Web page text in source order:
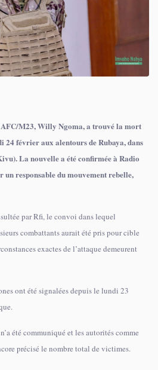
M23, Willy Ngoma, a trouvé la mort
24 février aux alentours de Rubaya, dans
La nouvelle a été confirmée à Radio
responsable du mouvement rebelle,
par Rfi, le convoi dans lequel
combattants aurait été pris pour cible
exactes de l’attaque demeurent
ont été signalées depuis le lundi 23
été communiqué et les autorités comme
précisé le nombre total de victimes.